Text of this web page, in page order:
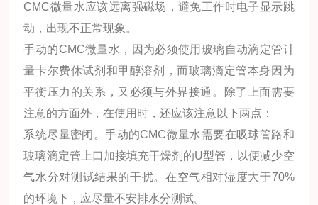
CMC微量水应该远离强磁场，避免工作时电子显示跳
动，出现不正常现象。
手动的CMC微量水，因为必须使用玻璃自动滴定管计
量卡尔费休试剂和甲醇溶剂，而玻璃滴定管本身因为
平衡压力的关系，又必须与外界接通。除了上面需要
注意的方面外，在使用时，还应该注意以下两点：
系统尽量密闭。手动的CMC微量水需要在吸球管路和
玻璃滴定管上口加接填充干燥剂的U型管，以便减少空
气水分对测试结果的干扰。在空气相对湿度大于70%
的环境下，应尽量不安排水分测试。